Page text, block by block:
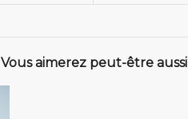
Vous aimerez peut-être aussi